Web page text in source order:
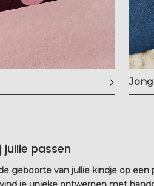
passen
geboorte van jullie kindje op een